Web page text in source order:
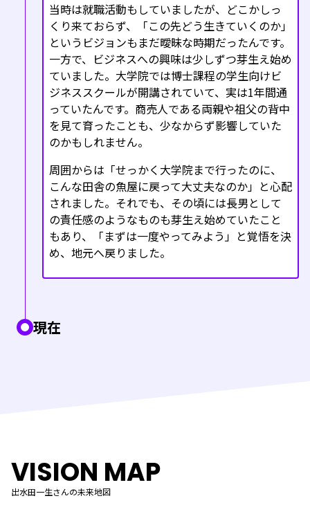
当時は就職活動もしていましたが、どこかしっ
くり来ておらず、「この先どう生きていくのか」
というビジョンもまだ曖昧な時期だったんです。
一方で、ビジネスへの興味は少しずつ芽生え始め
ていました。大学院では博士課程の学生向けビ
ジネススクールが開講されていて、実は1年間通
っていたんです。商売人である両親や祖父の背中
を見て育ったことも、少なからず影響していた
のかもしれません。
周囲からは「せっかく大学院まで行ったのに、
こんな田舎の魚屋に戻って大丈夫なのか」と心配
されました。それでも、その頃には長男として
の責任感のようなものも芽生え始めていたこと
もあり、「まずは一度やってみよう」と覚悟を決
め、地元へ戻りました。
現在
VISION MAP
出水田一生さんの未来地図